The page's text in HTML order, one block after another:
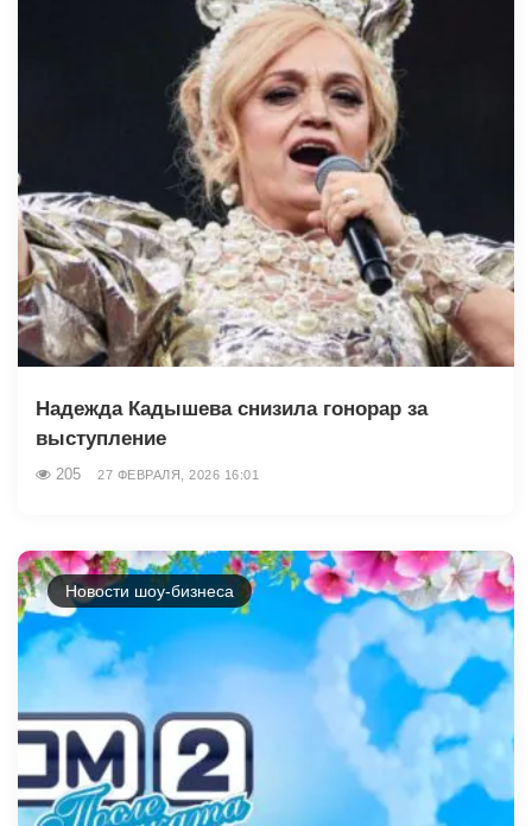
Надежда Кадышева снизила гонорар за
выступление
205 27 ФЕВРАЛЯ, 2026 16:01
Новости шоу-бизнеса